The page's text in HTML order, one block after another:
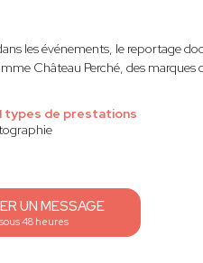
les événements, le reportage
Château Perché, des
types de prestations
UN MESSAGE
48 heures